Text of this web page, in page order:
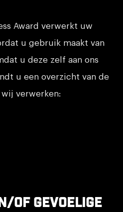
Award verwerkt uw
u gebruik maakt van
u deze zelf aan ons
u een overzicht van de
verwerken:
of gevoelige